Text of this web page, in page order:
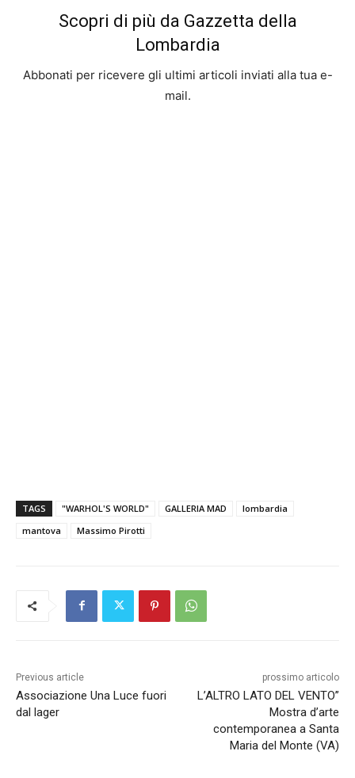
Scopri di più da Gazzetta della
Lombardia
Abbonati per ricevere gli ultimi articoli inviati alla tua e-
mail.
TAGS "WARHOL'S WORLD" GALLERIA MAD
lombardia
mantova
Massimo Pirotti
Previous article
Associazione Una Luce fuori
dal lager
prossimo articolo
L’ALTRO LATO DEL VENTO”
Mostra d’arte
contemporanea a Santa
Maria del Monte (VA)